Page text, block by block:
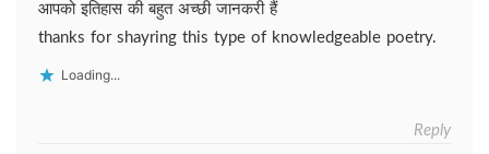
आपको इतिहास की बहुत अच्छी जानकरी हैं
thanks for shayring this type of knowledgeable poetry.
Loading...
Reply